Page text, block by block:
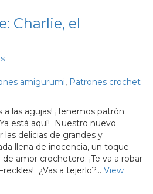
Charlie, el
amigurumi, Patrones crochet
a las agujas! ¡Tenemos patrón
está aquí! Nuestro nuevo
las delicias de grandes y
llena de inocencia, un toque
amor crochetero. ¡Te va a robar
¿Vas a tejerlo?… View